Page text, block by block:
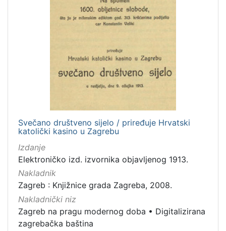
Svečano društveno sijelo / priređuje Hrvatski
katolički kasino u Zagrebu
Izdanje
Elektroničko izd. izvornika objavljenog 1913.
Nakladnik
Zagreb : Knjižnice grada Zagreba, 2008.
Nakladnički niz
Zagreb na pragu modernog doba • Digitalizirana
zagrebačka baština